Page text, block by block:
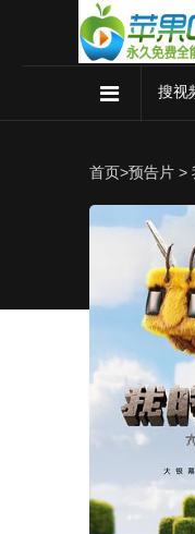
搜视
首页>预告片 >